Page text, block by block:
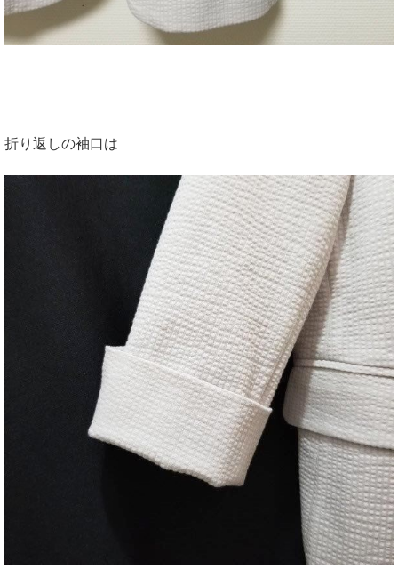
折り返しの袖口は